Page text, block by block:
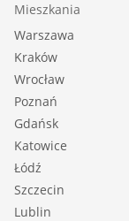
Mieszkania
Warszawa
Kraków
Wrocław
Poznań
Gdańsk
Katowice
Łódź
Szczecin
Lublin